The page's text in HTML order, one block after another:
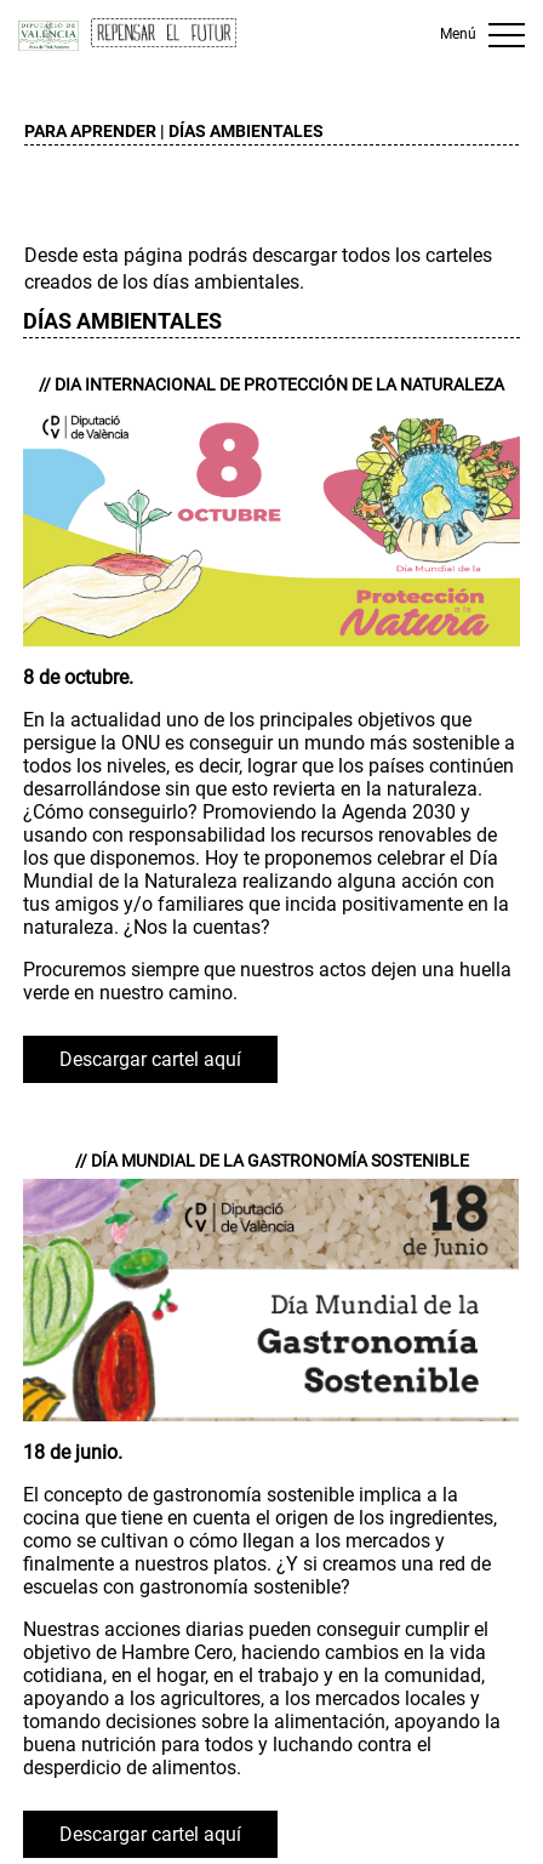
Menú
VALENCIÀ | CASTELLANO
PARA APRENDER | DÍAS AMBIENTALES
Desde esta página podrás descargar todos los carteles
creados de los días ambientales.
DÍAS AMBIENTALES
// DIA INTERNACIONAL DE PROTECCIÓN DE LA NATURALEZA
8 de octubre.
En la actualidad uno de los principales objetivos que
persigue la ONU es conseguir un mundo más sostenible a
todos los niveles, es decir, lograr que los países continúen
desarrollándose sin que esto revierta en la naturaleza.
¿Cómo conseguirlo? Promoviendo la Agenda 2030 y
usando con responsabilidad los recursos renovables de
los que disponemos. Hoy te proponemos celebrar el Día
Mundial de la Naturaleza realizando alguna acción con
tus amigos y/o familiares que incida positivamente en la
naturaleza. ¿Nos la cuentas?
Procuremos siempre que nuestros actos dejen una huella
verde en nuestro camino.
Descargar cartel aquí
// DÍA MUNDIAL DE LA GASTRONOMÍA SOSTENIBLE
18 de junio.
El concepto de gastronomía sostenible implica a la
cocina que tiene en cuenta el origen de los ingredientes,
como se cultivan o cómo llegan a los mercados y
finalmente a nuestros platos. ¿Y si creamos una red de
escuelas con gastronomía sostenible?
Nuestras acciones diarias pueden conseguir cumplir el
objetivo de Hambre Cero, haciendo cambios en la vida
cotidiana, en el hogar, en el trabajo y en la comunidad,
apoyando a los agricultores, a los mercados locales y
tomando decisiones sobre la alimentación, apoyando la
buena nutrición para todos y luchando contra el
desperdicio de alimentos.
Descargar cartel aquí